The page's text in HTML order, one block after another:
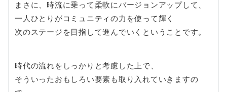
まさに、時流に乗って柔軟にバージョンアップして、
一人ひとりがコミュニティの力を使って輝く
次のステージを目指して進んでいくということです。
時代の流れをしっかりと考慮した上で、
そういったおもしろい要素も取り入れていきますの